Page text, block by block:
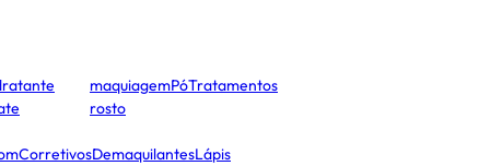
CorretivosDemaquilantesLápis
maquiagemPóTratamentos
rosto